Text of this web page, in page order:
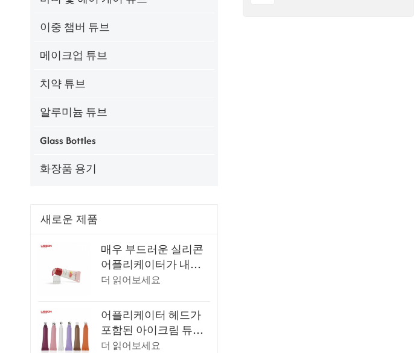
이중 챔버 튜브
메이크업 튜브
치약 튜브
알루미늄 튜브
Glass Bottles
화장품 용기
새로운 제품
매우 부드러운 실리콘
어플리케이터가 내장
된 립글로스 튜브
더 읽어보세요
어플리케이터 헤드가
포함된 아이크림 튜브
패키지 시리즈
더 읽어보세요